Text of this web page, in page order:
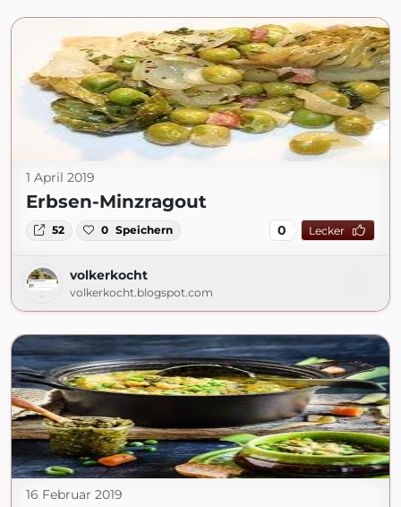
1 April 2019
Erbsen-Minzragout
52 0 Speichern 0 Lecker
volkerkocht
volkerkocht.blogspot.com
16 Februar 2019